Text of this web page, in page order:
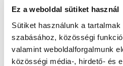
Ez a weboldal sütiket használ
Sütiket használunk a
szabásához, közösségi
valamint weboldalforgalmunk
közösségi média-, hirdető- és